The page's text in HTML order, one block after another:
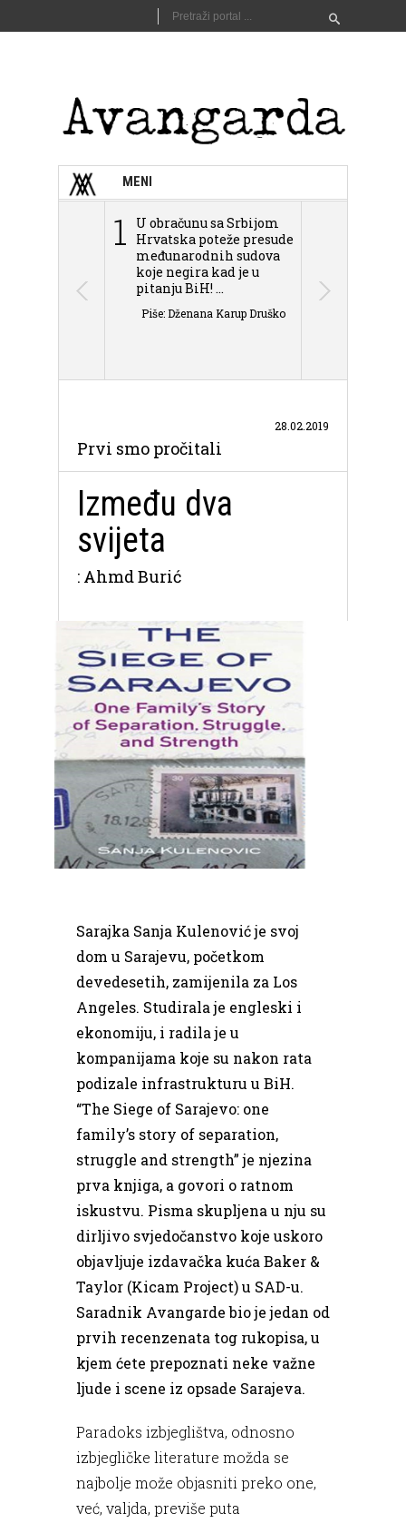
MENI
1
U obračunu sa Srbijom
Hrvatska poteže presude
međunarodnih sudova
koje negira kad je u
pitanju BiH! ...
Piše: Dženana Karup Druško
Prvi smo pročitali
28.02.2019
Između dva
svijeta
: Ahmd Burić
Sarajka Sanja Kulenović je svoj
dom u Sarajevu, početkom
devedesetih, zamijenila za Los
Angeles. Studirala je engleski i
ekonomiju, i radila je u
kompanijama koje su nakon rata
podizale infrastrukturu u BiH.
“The Siege of Sarajevo: one
family’s story of separation,
struggle and strength” je njezina
prva knjiga, a govori o ratnom
iskustvu. Pisma skupljena u nju su
dirljivo svjedočanstvo koje uskoro
objavljuje izdavačka kuća Baker &
Taylor (Kicam Project) u SAD-u.
Saradnik Avangarde bio je jedan od
prvih recenzenata tog rukopisa, u
kjem ćete prepoznati neke važne
ljude i scene iz opsade Sarajeva.
Paradoks izbjeglištva, odnosno
izbjegličke literature možda se
najbolje može objasniti preko one,
već, valjda, previše puta